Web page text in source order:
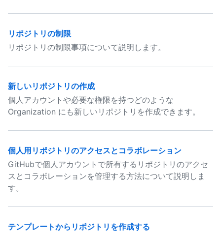
リポジトリの制限
リポジトリの制限事項について説明します。
新しいリポジトリの作成
個人アカウントや必要な権限を持つどのような
Organization にも新しいリポジトリを作成できます。
個人用リポジトリのアクセスとコラボレーション
GitHubで個人アカウントで所有するリポジトリのアクセ
スとコラボレーションを管理する方法について説明しま
す。
テンプレートからリポジトリを作成する